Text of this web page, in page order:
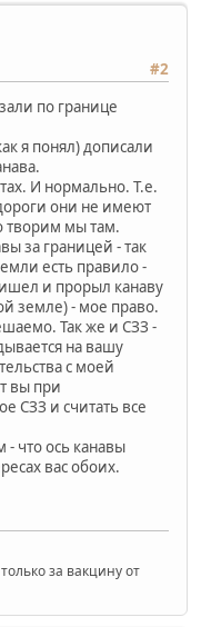
#2
по границе
я понял) дописали
И нормально. Т.е.
они не имеют
творим мы там.
за границей - так
есть правило -
и прорыл канаву
земле) - мое право.
Так же и СЗЗ -
на вашу
с моей
вы при
СЗЗ и считать все
- что ось канавы
вас обоих.
за вакцину от